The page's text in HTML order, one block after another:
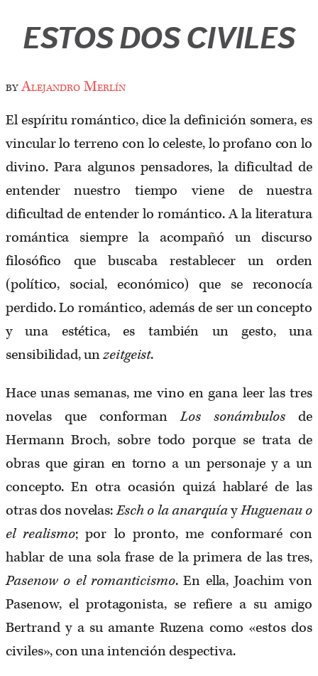
ESTOS DOS CIVILES
byAlejandro Merlín
El espíritu romántico, dice la definición somera, es
vincular lo terreno con lo celeste, lo profano con lo
divino. Para algunos pensadores, la dificultad de
entender nuestro tiempo viene de nuestra
dificultad de entender lo romántico. A la literatura
romántica siempre la acompañó un discurso
filosófico que buscaba restablecer un orden
(político, social, económico) que se reconocía
perdido. Lo romántico, además de ser un concepto
y una estética, es también un gesto, una
sensibilidad, unzeitgeist.
Hace unas semanas, me vino en gana leer las tres
novelas que conformanLos sonámbulosde
Hermann Broch, sobre todo porque se trata de
obras que giran en torno a un personaje y a un
concepto. En otra ocasión quizá hablaré de las
otras dos novelas:Esch o la anarquíayHuguenau o
el realismo; por lo pronto, me conformaré con
hablar de una sola frase de la primera de las tres,
Pasenow o el romanticismo. En ella, Joachim von
Pasenow, el protagonista, se refiere a su amigo
Bertrand y a su amante Ruzena como «estos dos
civiles», con una intención despectiva.